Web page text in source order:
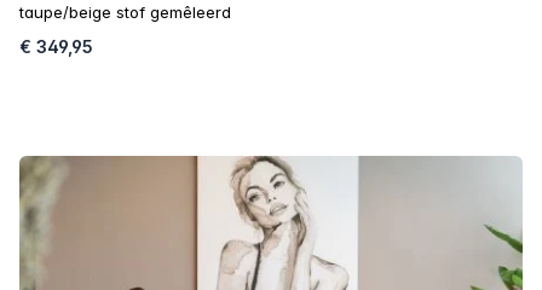
taupe/beige stof gemêleerd
€ 349,95